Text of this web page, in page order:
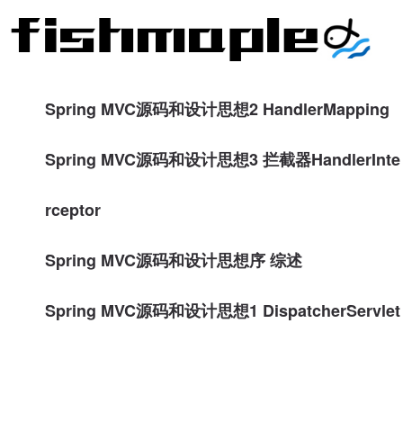
Spring MVC源码和设计思想2 HandlerMapping
Spring MVC源码和设计思想3 拦截器HandlerInte
rceptor
Spring MVC源码和设计思想序 综述
Spring MVC源码和设计思想1 DispatcherServlet